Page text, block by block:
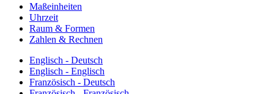
Maßeinheiten
Uhrzeit
Raum & Formen
Zahlen & Rechnen
Englisch - Deutsch
Englisch - Englisch
Französisch - Deutsch